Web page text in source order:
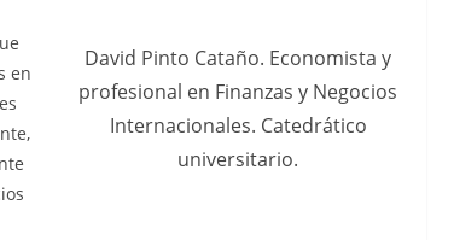
David Pinto Cataño. Economista y
profesional en Finanzas y Negocios
Internacionales. Catedrático
universitario.
en